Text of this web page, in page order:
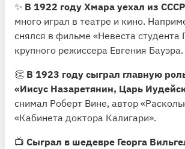
✨ В 1922 году Хмара уехал из
много играл в театре и кино.
снялся в фильме «Невеста студента
крупного режиссера Евгения Бауэра.
👏 В 1923 году сыграл главную
«Иисус Назаретянин, Царь
снимал Роберт Вине, автор
«Кабинета доктора Калигари».
📺 Сыграл в шедевре Георга